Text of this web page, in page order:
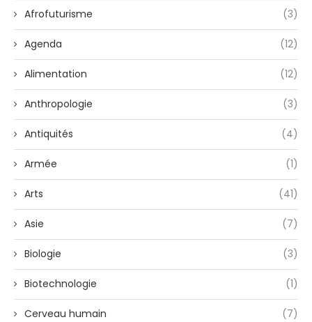
Afrofuturisme (3)
Agenda (12)
Alimentation (12)
Anthropologie (3)
Antiquités (4)
Armée (1)
Arts (41)
Asie (7)
Biologie (3)
Biotechnologie (1)
Cerveau humain (7)